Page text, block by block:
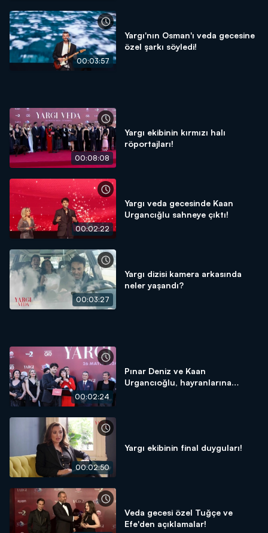
00:03:57
Yargı'nın Osman'ı veda gecesine
özel şarkı söyledi!
00:08:08
Yargı ekibinin kırmızı halı
röportajları!
00:02:22
Yargı veda gecesinde Kaan
Urgancığlu sahneye çıktı!
00:03:27
Yargı dizisi kamera arkasında
neler yaşandı?
00:02:24
Pınar Deniz ve Kaan
Urgancıoğlu, hayranlarına
00:02:50
Yargı ekibinin final duyguları!
Veda gecesi özel Tuğçe ve
Efe'den açıklamalar!